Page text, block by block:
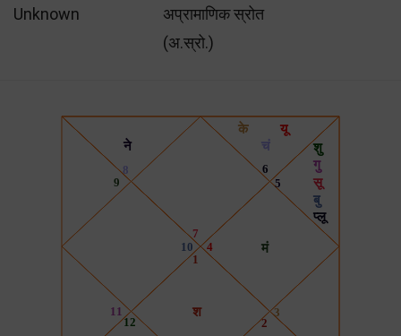
Unknown
अप्रामाणिक स्रोत
(अ.स्रो.)